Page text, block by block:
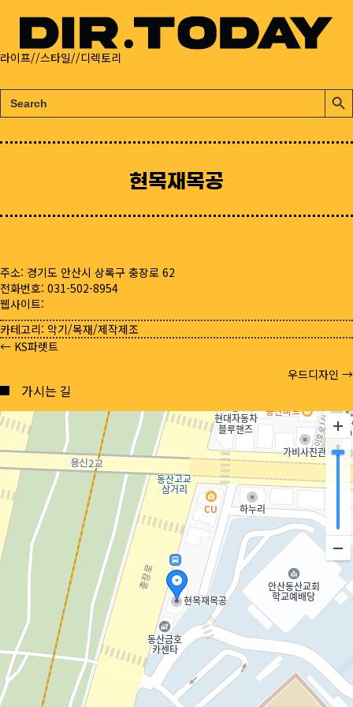
라이프//스타일//디렉토리
검
색:
검
색
튼
현목재목공
주소: 경기도 안산시 상록구 충장로 62
전화번호: 031-502-8954
웹사이트:
카테고리: 악기/목재/제작제조
Posts
navigation
← KS파렛트
우드디자인 →
가시는 길